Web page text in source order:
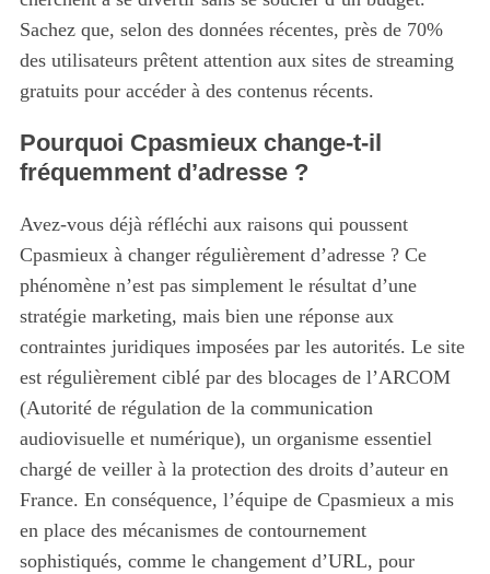
Sachez que, selon des données récentes, près de 70%
des utilisateurs prêtent attention aux sites de streaming
gratuits pour accéder à des contenus récents.
Pourquoi Cpasmieux change-t-il
fréquemment d’adresse ?
Avez-vous déjà réfléchi aux raisons qui poussent
Cpasmieux à changer régulièrement d’adresse ? Ce
phénomène n’est pas simplement le résultat d’une
stratégie marketing, mais bien une réponse aux
contraintes juridiques imposées par les autorités. Le site
est régulièrement ciblé par des blocages de l’ARCOM
(Autorité de régulation de la communication
audiovisuelle et numérique), un organisme essentiel
chargé de veiller à la protection des droits d’auteur en
France. En conséquence, l’équipe de Cpasmieux a mis
en place des mécanismes de contournement
sophistiqués, comme le changement d’URL, pour